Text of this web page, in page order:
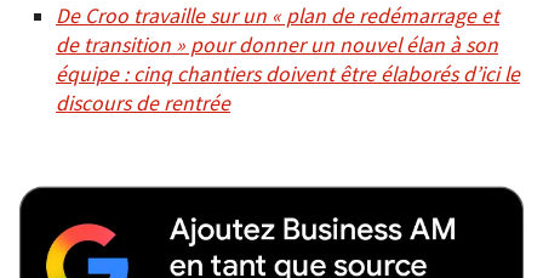
De Croo travaille sur un « plan de redémarrage et
de transition » pour donner un nouvel élan à son
équipe : cinq chantiers doivent être élaborés d’ici le
discours de rentrée